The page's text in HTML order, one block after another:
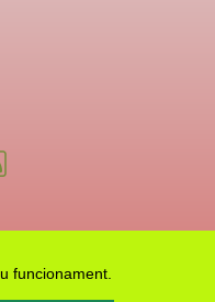
funcionament.